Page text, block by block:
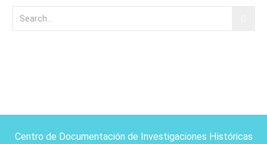
Centro de Documentación de Investigaciones Históricas